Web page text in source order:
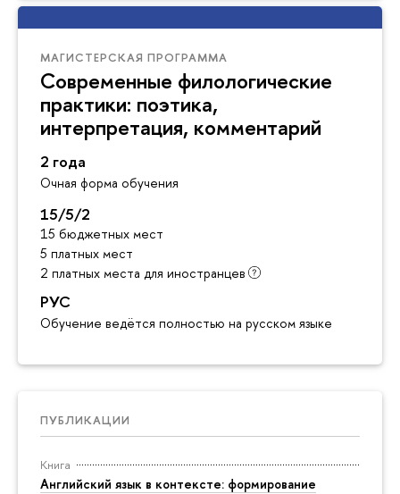
МАГИСТЕРСКАЯ ПРОГРАММА
Современные филологические
практики: поэтика,
интерпретация, комментарий
2 года
Очная форма обучения
15/5/2
15 бюджетных мест
5 платных мест
2 платных места для иностранцев
РУС
Обучение ведётся полностью на русском языке
ПУБЛИКАЦИИ
Книга
Английский язык в контексте: формирование